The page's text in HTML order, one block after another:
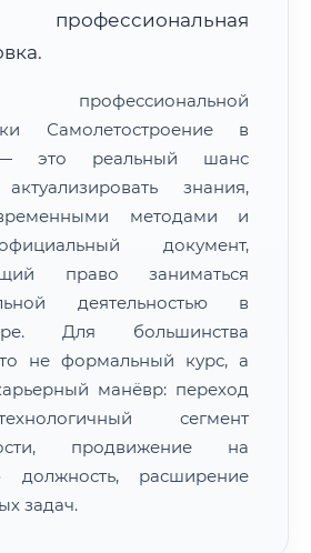
для увеличения и просмотра
профессиональная
профессиональной
Самолетостроение в
— это реальный шанс
знания,
методами и
документ,
право заниматься
деятельностью в
Для большинства
не формальный курс, а
манёвр: переход
сегмент
продвижение на
должность, расширение
задач.